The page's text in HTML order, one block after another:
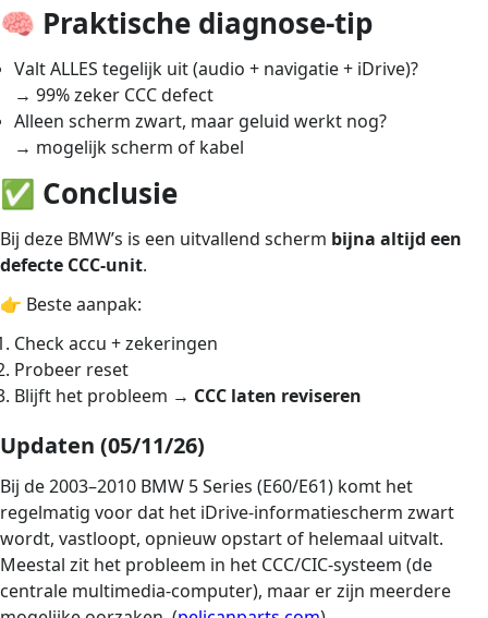
🧠 Praktische diagnose-tip
Valt ALLES tegelijk uit (audio + navigatie + iDrive)?
→ 99% zeker CCC defect
Alleen scherm zwart, maar geluid werkt nog?
→ mogelijk scherm of kabel
✅ Conclusie
Bij deze BMW’s is een uitvallend scherm bijna altijd een
defecte CCC-unit.
👉 Beste aanpak:
Check accu + zekeringen
Probeer reset
Blijft het probleem → CCC laten reviseren
Updaten (05/11/26)
Bij de 2003–2010 BMW 5 Series (E60/E61) komt het
regelmatig voor dat het iDrive-informatiescherm zwart
wordt, vastloopt, opnieuw opstart of helemaal uitvalt.
Meestal zit het probleem in het CCC/CIC-systeem (de
centrale multimedia-computer), maar er zijn meerdere